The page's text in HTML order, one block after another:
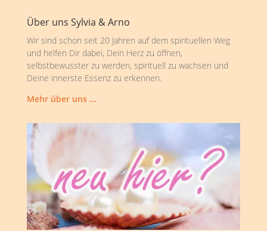
Über uns Sylvia & Arno
Wir sind schon seit 20 Jahren auf dem spirituellen Weg
und helfen Dir dabei, Dein Herz zu öffnen,
selbstbewusster zu werden, spirituell zu wachsen und
Deine innerste Essenz zu erkennen.
Mehr über uns …